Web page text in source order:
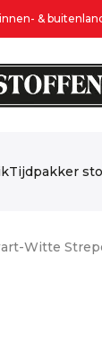
&
Tijdpakker
Witte